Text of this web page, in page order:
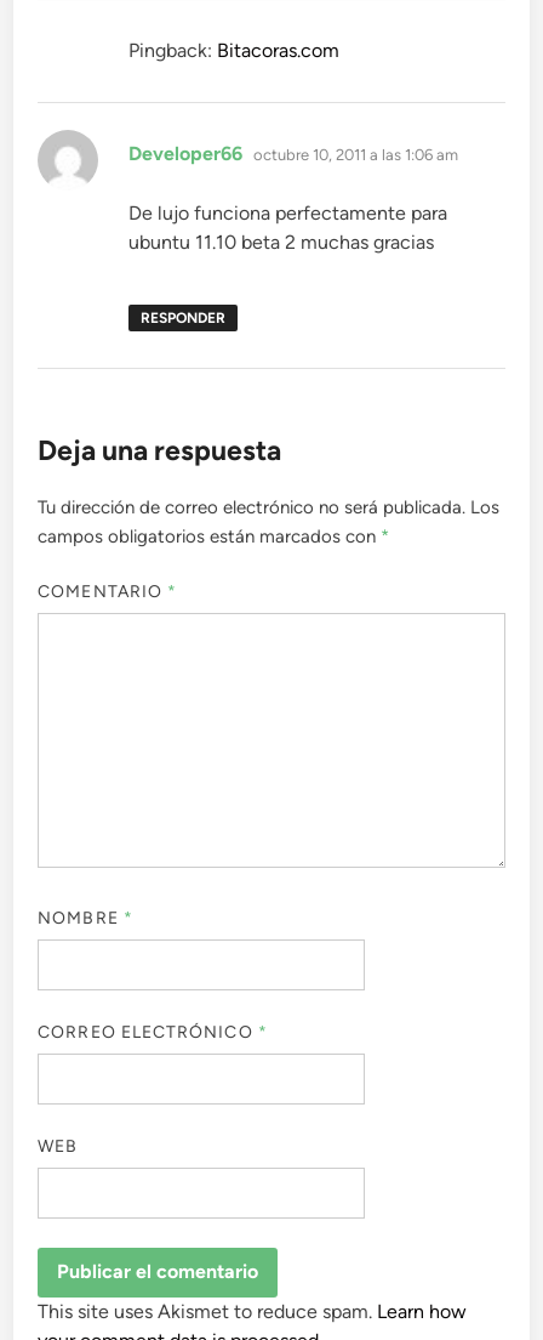
Pingback: Bitacoras.com
Developer66 dice:
octubre 10, 2011 a las 1:06 am
De lujo funciona perfectamente para
ubuntu 11.10 beta 2 muchas gracias
RESPONDER
Deja una respuesta
Tu dirección de correo electrónico no será publicada. Los
campos obligatorios están marcados con *
COMENTARIO *
NOMBRE *
CORREO ELECTRÓNICO *
WEB
This site uses Akismet to reduce spam. Learn how